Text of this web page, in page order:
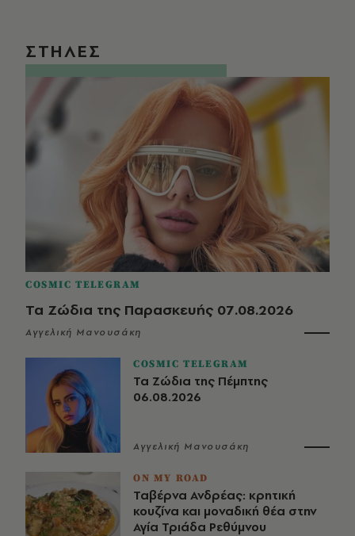
ΣΤΗΛΕΣ
COSMIC TELEGRAM
Τα Ζώδια της Παρασκευής 07.08.2026
Αγγελική Μανουσάκη
COSMIC TELEGRAM
Τα Ζώδια της Πέμπτης
06.08.2026
Αγγελική Μανουσάκη
ON MY ROAD
Ταβέρνα Ανδρέας: κρητική
κουζίνα και μοναδική θέα στην
Αγία Τριάδα Ρεθύμνου